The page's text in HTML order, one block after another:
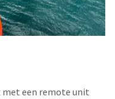
een remote unit